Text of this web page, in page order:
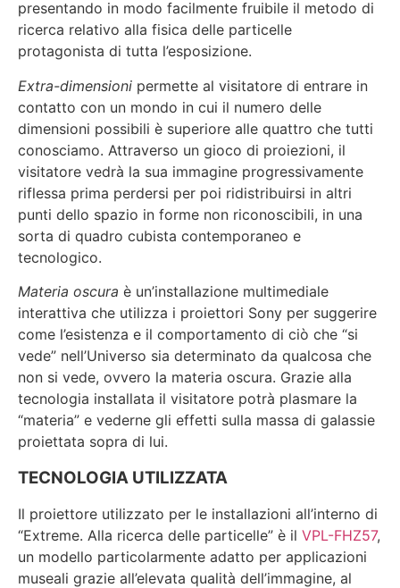
presentando in modo facilmente fruibile il metodo di
ricerca relativo alla fisica delle particelle
protagonista di tutta l’esposizione.
Extra-dimensioni permette al visitatore di entrare in
contatto con un mondo in cui il numero delle
dimensioni possibili è superiore alle quattro che tutti
conosciamo. Attraverso un gioco di proiezioni, il
visitatore vedrà la sua immagine progressivamente
riflessa prima perdersi per poi ridistribuirsi in altri
punti dello spazio in forme non riconoscibili, in una
sorta di quadro cubista contemporaneo e
tecnologico.
Materia oscura è un’installazione multimediale
interattiva che utilizza i proiettori Sony per suggerire
come l’esistenza e il comportamento di ciò che “si
vede” nell’Universo sia determinato da qualcosa che
non si vede, ovvero la materia oscura. Grazie alla
tecnologia installata il visitatore potrà plasmare la
“materia” e vederne gli effetti sulla massa di galassie
proiettata sopra di lui.
TECNOLOGIA UTILIZZATA
Il proiettore utilizzato per le installazioni all’interno di
“Extreme. Alla ricerca delle particelle” è il VPL-FHZ57,
un modello particolarmente adatto per applicazioni
museali grazie all’elevata qualità dell’immagine, al